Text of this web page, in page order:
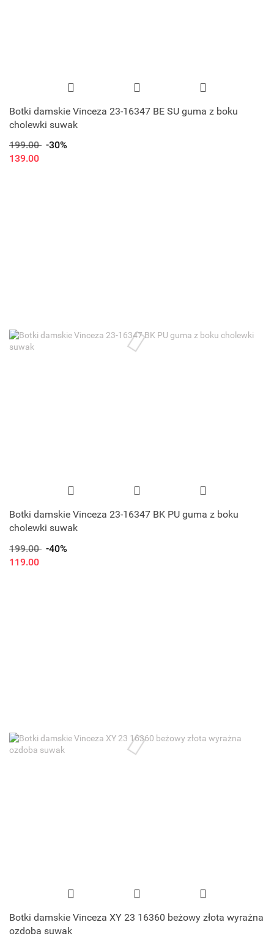
Botki damskie Vinceza 23-16347 BE SU guma z boku
cholewki suwak
199.00 -30%
139.00
Botki damskie Vinceza 23-16347 BK PU guma z boku
cholewki suwak
199.00 -40%
119.00
Botki damskie Vinceza XY 23 16360 beżowy złota wyrażna
ozdoba suwak